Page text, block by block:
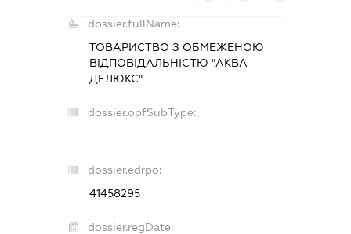
dossier.fullName:
ТОВАРИСТВО З ОБМЕЖЕНОЮ
ВІДПОВІДАЛЬНІСТЮ "АКВА
ДЕЛЮКС"
dossier.opfSubType:
-
dossier.edrpo:
41458295
dossier.regDate: